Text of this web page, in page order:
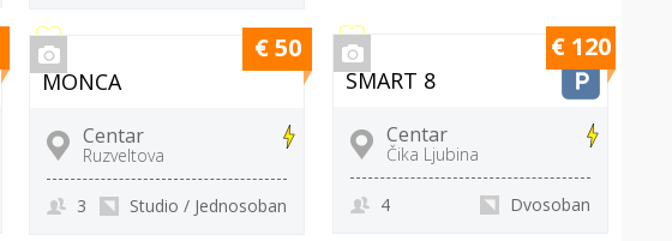
MONCA
Centar
Ruzveltova
Studio / Jednosoban
3
€ 50
SMART 8
Centar
Čika Ljubina
Dvosoban
4
€ 120